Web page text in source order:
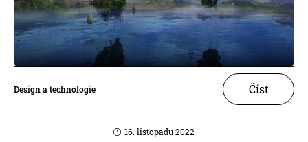
Design a technologie Číst
16. listopadu 2022